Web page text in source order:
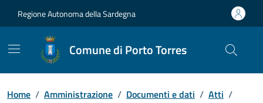
Regione Autonoma della Sardegna
Comune di Porto Torres
Home / Amministrazione / Documenti e dati / Atti /